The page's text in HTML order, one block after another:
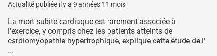
Actualité publiée il y a 9 années 11 mois
La mort subite cardiaque est rarement associée à
l'exercice, y compris chez les patients atteints de
cardiomyopathie hypertrophique, explique cette étude de l'
...